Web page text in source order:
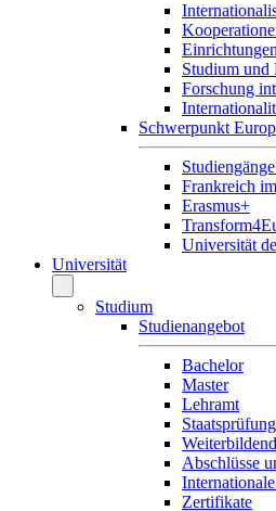
Studium und
Forschung
Schwerpunkt
Frankreich
Erasmus+
Universität
Universität
Studium
Studienangebot
Bachelor
Master
Lehramt
Staatsprüfung
Abschlüsse
Zertifikate